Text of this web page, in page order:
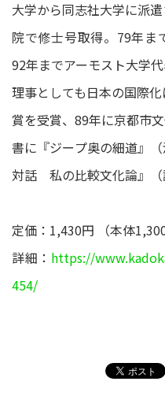
大学から同志社大学に派
院で修士号取得。79年ま
92年までアーモスト大学
理事としても日本の国際
賞を受賞、89年に京都市
書に『ジープ奥の細道』
対話 私の比較文化論』（
定価：1,430円 （本体
詳細： https://
454/